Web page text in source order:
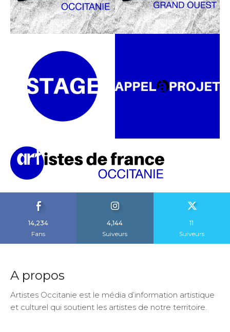
14,234
Fans
4,144
Suiveurs
11
Suiveurs
A propos
Artistes Occitanie est le média d’information artistique
et culturel qui soutient les artistes de notre territoire.